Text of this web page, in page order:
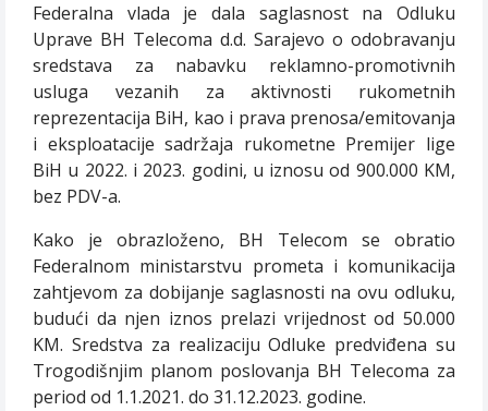
Federalna vlada je dala saglasnost na Odluku
Uprave BH Telecoma d.d. Sarajevo o odobravanju
sredstava za nabavku reklamno-promotivnih
usluga vezanih za aktivnosti rukometnih
reprezentacija BiH, kao i prava prenosa/emitovanja
i eksploatacije sadržaja rukometne Premijer lige
BiH u 2022. i 2023. godini, u iznosu od 900.000 KM,
bez PDV-a.
Kako je obrazloženo, BH Telecom se obratio
Federalnom ministarstvu prometa i komunikacija
zahtjevom za dobijanje saglasnosti na ovu odluku,
budući da njen iznos prelazi vrijednost od 50.000
KM. Sredstva za realizaciju Odluke predviđena su
Trogodišnjim planom poslovanja BH Telecoma za
period od 1.1.2021. do 31.12.2023. godine.